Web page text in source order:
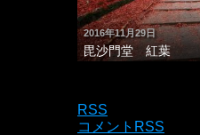
2016年11月29日
毘沙門堂 紅葉
RSS
コメントRSS